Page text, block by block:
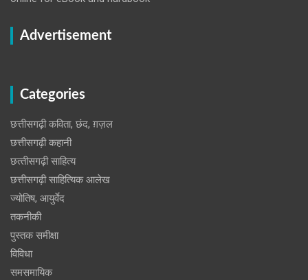
Advertisement
Categories
छत्तीसगढ़ी कविता, छंद, ग़ज़ल
छत्तीसगढ़ी कहानी
छत्‍तीसगढ़ी साहित्‍य
छत्तीसगढ़ी साहित्यिक आलेख
ज्योतिष, आयुर्वेद
तकनीकी
पुस्‍तक समीक्षा
विविधा
समसमायिक